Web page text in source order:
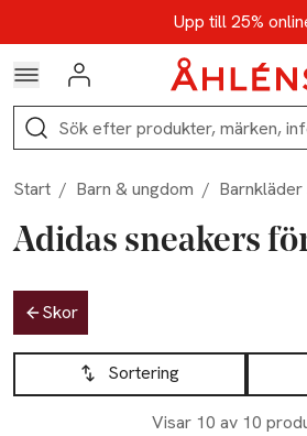
Hoppa till navigationsmenynUpp till 25%
Kod: AUG25 -
Logga in
Sök
Start / Barn & ungdom /
Adidas sneakers
Hoppa till produktsidan
Skor
Hoppa till produktsidan
Sortering
Visar 10 av 10
Lista över produkter